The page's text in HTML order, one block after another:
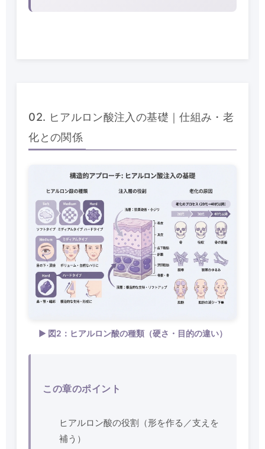
02. ヒアルロン酸注入の基礎｜仕組み・老
化との関係
▶ 図2：ヒアルロン酸の種類（硬さ・目的の違い）
この章のポイント
ヒアルロン酸の役割（形を作る／支えを
補う）